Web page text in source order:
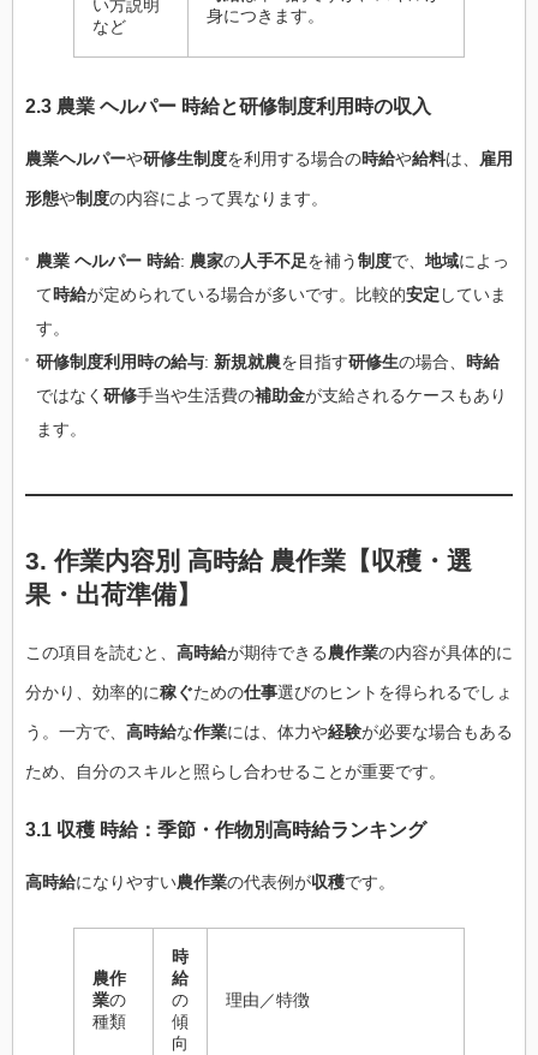
い方説明
など
身につきます。
2.3 農業 ヘルパー 時給と研修制度利用時の収入
農業ヘルパーや研修生制度を利用する場合の時給や給料は、 雇用
形態や制度の内容によって異なります。
農業 ヘルパー 時給: 農家の人手不足を補う制度で、 地域によっ
て時給が定められている場合が多いです。比較的安定 していま
す。
研修制度利用時の給与: 新規就農を目指す研修生の場合、 時給
ではなく 研修手当や生活費の補助金が支給されるケースもあり
ます。
3. 作業内容別 高時給 農作業【収穫・選
果・出荷準備】
この項目を読むと、 高時給が期待できる農作業の内容が具体的に
分かり、効率的に稼ぐための仕事選びのヒントを得られるでしょ
う。一方で、 高時給な作業には、体力や経験が必要な場合もある
ため、自分のスキルと照らし合わせることが重要です。
3.1 収穫 時給：季節・作物別高時給ランキング
高時給になりやすい農作業の代表例が収穫です。
農作
業の
種類
時
給
の
傾
向
理由／特徴